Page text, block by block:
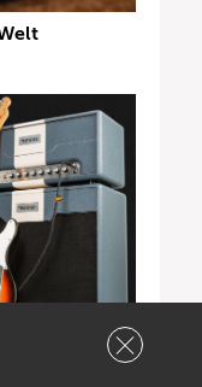
& Plugins für